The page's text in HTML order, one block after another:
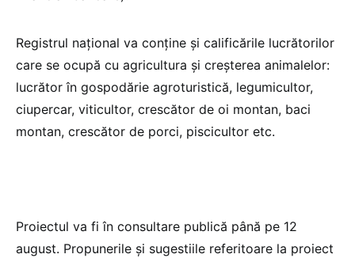
Registrul național va conține și calificările lucrătorilor
care se ocupă cu agricultura și creșterea animalelor:
lucrător în gospodărie agroturistică, legumicultor,
ciupercar, viticultor, crescător de oi montan, baci
montan, crescător de porci, piscicultor etc.
Proiectul va fi în consultare publică până pe 12
august. Propunerile și sugestiile referitoare la proiect